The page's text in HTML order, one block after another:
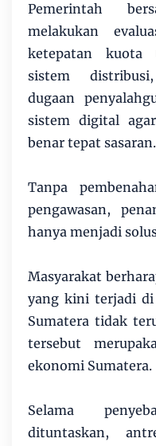
Pemerintah
melakukan
ketepatan kuota
sistem
dugaan
sistem digital
benar tepat sasaran.
Tanpa
pengawasan,
hanya menjadi
Masyarakat
yang kini terjadi di
Sumatera tidak
tersebut
ekonomi Sumatera.
Selama
dituntaskan,